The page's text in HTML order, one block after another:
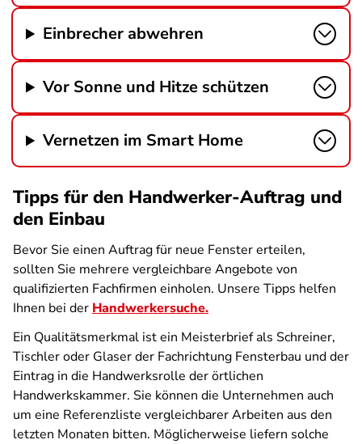
Einbrecher abwehren
Vor Sonne und Hitze schützen
Vernetzen im Smart Home
Tipps für den Handwerker-Auftrag und
den Einbau
Bevor Sie einen Auftrag für neue Fenster erteilen,
sollten Sie mehrere vergleichbare Angebote von
qualifizierten Fachfirmen einholen. Unsere Tipps helfen
Ihnen bei der Handwerkersuche.
Ein Qualitätsmerkmal ist ein Meisterbrief als Schreiner,
Tischler oder Glaser der Fachrichtung Fensterbau und der
Eintrag in die Handwerksrolle der örtlichen
Handwerkskammer. Sie können die Unternehmen auch
um eine Referenzliste vergleichbarer Arbeiten aus den
letzten Monaten bitten. Möglicherweise liefern solche